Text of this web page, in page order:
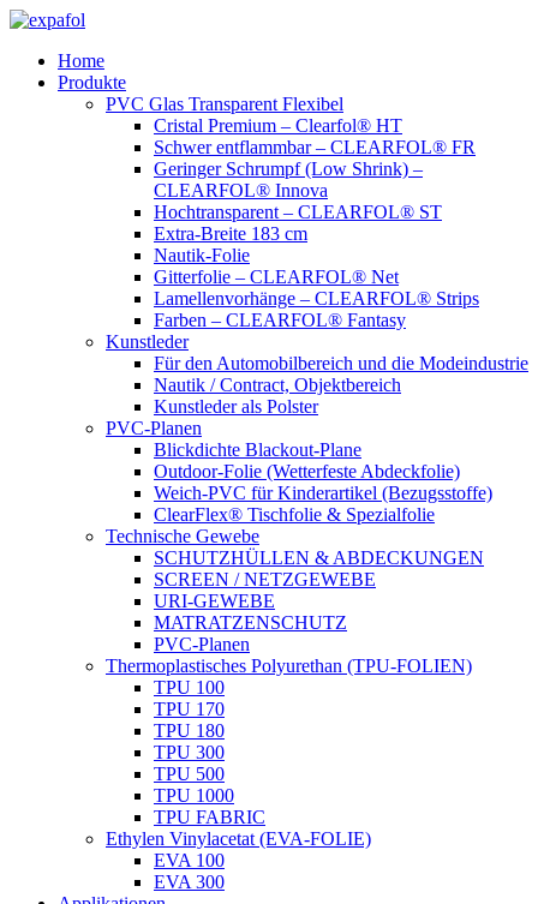
Zum
springenHome
Produkte
PVC Glas Transparent Flexibel
Cristal Premium – Clearfol® HT
Schwer entflammbar – CLEARFOL® FR
Geringer Schrumpf (Low Shrink) –
CLEARFOL® Innova
Hochtransparent – CLEARFOL® ST
Extra-Breite 183 cm
Nautik-Folie
Gitterfolie – CLEARFOL® Net
Lamellenvorhänge – CLEARFOL® Strips
Farben – CLEARFOL® Fantasy
Kunstleder
Für den Automobilbereich und die Modeindustrie
Nautik / Contract, Objektbereich
Kunstleder als Polster
PVC-Planen
Blickdichte Blackout-Plane
Outdoor-Folie (Wetterfeste Abdeckfolie)
Weich-PVC für Kinderartikel (Bezugsstoffe)
ClearFlex® Tischfolie & Spezialfolie
Technische Gewebe
SCHUTZHÜLLEN & ABDECKUNGEN
SCREEN / NETZGEWEBE
URI-GEWEBE
MATRATZENSCHUTZ
PVC-Planen
Thermoplastisches Polyurethan (TPU-FOLIEN)
TPU 100
TPU 170
TPU 180
TPU 300
TPU 500
TPU 1000
TPU FABRIC
Ethylen Vinylacetat (EVA-FOLIE)
EVA 100
EVA 300